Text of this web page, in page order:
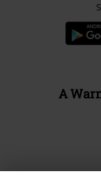
A